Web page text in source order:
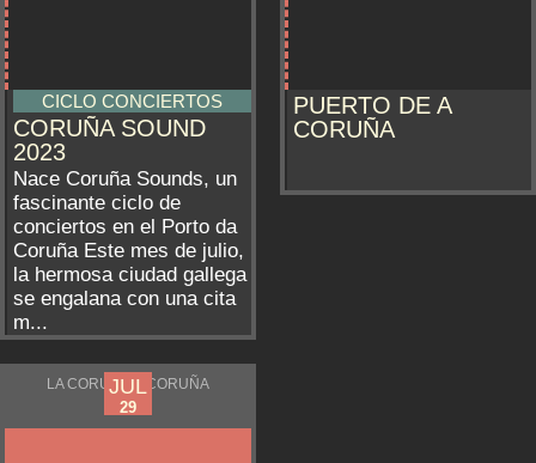
CICLO CONCIERTOS
CORUÑA SOUND
2023
Nace Coruña Sounds, un
fascinante ciclo de
conciertos en el Porto da
Coruña Este mes de julio,
la hermosa ciudad gallega
se engalana con una cita
m...
PUERTO DE A
CORUÑA
LA CORUÑA/A CORUÑA
JUL
28
JUL
29